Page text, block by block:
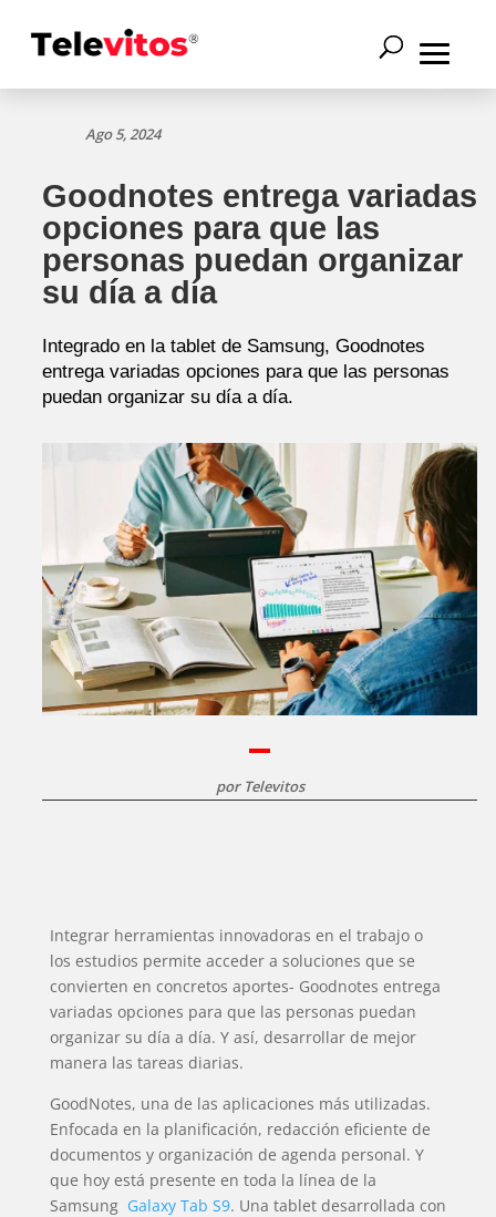
Ago 5, 2024
Goodnotes entrega variadas
opciones para que las
personas puedan organizar
su día a día
Integrado en la tablet de Samsung, Goodnotes
entrega variadas opciones para que las personas
puedan organizar su día a día.
por Televitos
Integrar herramientas innovadoras en el trabajo o
los estudios permite acceder a soluciones que se
convierten en concretos aportes- Goodnotes entrega
variadas opciones para que las personas puedan
organizar su día a día. Y así, desarrollar de mejor
manera las tareas diarias.
GoodNotes, una de las aplicaciones más utilizadas.
Enfocada en la planificación, redacción eficiente de
documentos y organización de agenda personal. Y
que hoy está presente en toda la línea de la
Samsung Galaxy Tab S9. Una tablet desarrollada con